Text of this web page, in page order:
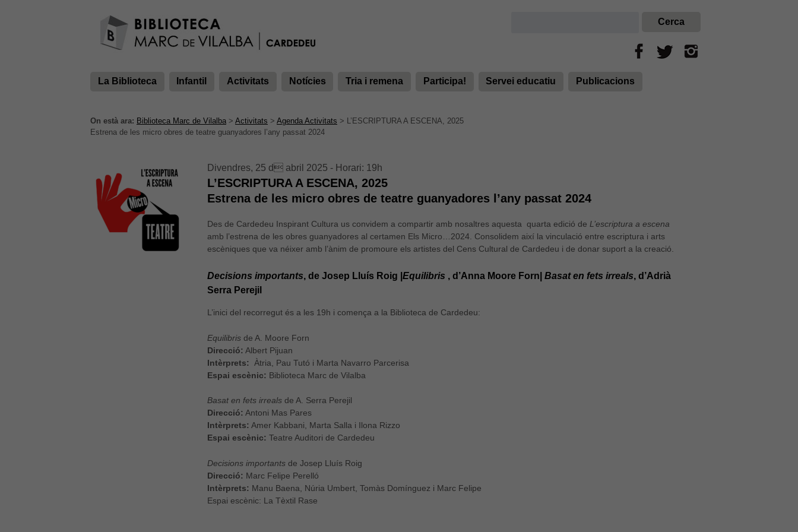
La Biblioteca Infantil Activitats Notícies Tria i remena Participa! Servei educatiu Publicacions
On està ara: Biblioteca Marc de Vilalba > Activitats > Agenda Activitats > L’ESCRIPTURA A ESCENA, 2025
Estrena de les micro obres de teatre guanyadores l’any passat 2024
Divendres, 25 d abril 2025 - Horari: 19h
L’ESCRIPTURA A ESCENA, 2025
Estrena de les micro obres de teatre guanyadores l’any passat 2024
Des de Cardedeu Inspirant Cultura us convidem a compartir amb nosaltres aquesta quarta edició de L’escriptura a escena
amb l’estrena de les obres guanyadores al certamen Els Micro…2024. Consolidem així la vinculació entre escriptura i arts
escèniques que va néixer amb l’ànim de promoure els artistes del Cens Cultural de Cardedeu i de donar suport a la creació.
Decisions importants, de Josep Lluís Roig |Equilibris , d’Anna Moore Forn|Basat en fets irreals, d’Adrià
Serra Perejil
L’inici del recorregut és a les 19h i comença a la Biblioteca de Cardedeu:
Equilibris de A. Moore Forn
Direcció: Albert Pijuan
Intèrprets:
Àtria, Pau Tutó i Marta Navarro Parcerisa
Espai escènic: Biblioteca Marc de Vilalba
Basat en fets irreals de A. Serra Perejil
Direcció: Antoni Mas Pares
Intèrprets: Amer Kabbani, Marta Salla i Ilona Rizzo
Espai escènic: Teatre Auditori de Cardedeu
Decisions importants de Josep Lluís Roig
Direcció: Marc Felipe Perelló
Intèrprets: Manu Baena, Núria Umbert, Tomàs Domínguez i Marc Felipe
Espai escènic: La Tèxtil Rase